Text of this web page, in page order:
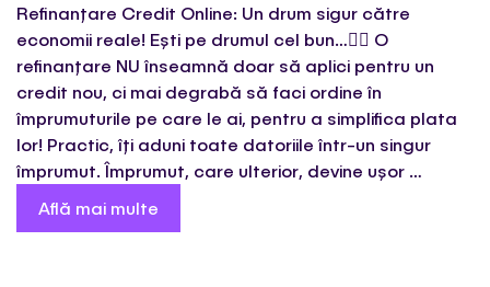
Refinanțare Credit Online: Un drum sigur către
economii reale! Ești pe drumul cel bun…🚶‍♂️ O
refinanțare NU înseamnă doar să aplici pentru un
credit nou, ci mai degrabă să faci ordine în
împrumuturile pe care le ai, pentru a simplifica plata
lor! Practic, îți aduni toate datoriile într-un singur
împrumut. Împrumut, care ulterior, devine ușor …
Află mai multe